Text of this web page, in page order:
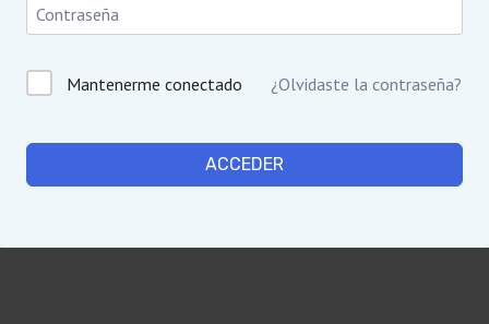
Mantenerme conectado ¿Olvidaste la contraseña?
ACCEDER